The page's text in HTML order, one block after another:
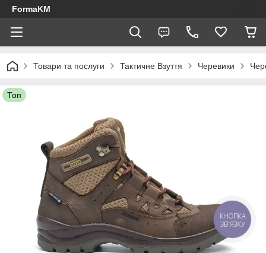
FormaKM
Товари та послуги Тактичне Взуття Черевики
Топ
КНОПКА
ЗВ'ЯЗКУ